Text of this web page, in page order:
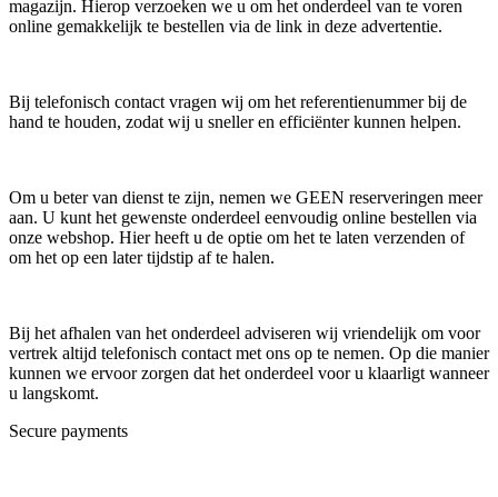
magazijn. Hierop verzoeken we u om het onderdeel van te voren
online gemakkelijk te bestellen via de link in deze advertentie.
Bij telefonisch contact vragen wij om het referentienummer bij de
hand te houden, zodat wij u sneller en efficiënter kunnen helpen.
Om u beter van dienst te zijn, nemen we GEEN reserveringen meer
aan. U kunt het gewenste onderdeel eenvoudig online bestellen via
onze webshop. Hier heeft u de optie om het te laten verzenden of
om het op een later tijdstip af te halen.
Bij het afhalen van het onderdeel adviseren wij vriendelijk om voor
vertrek altijd telefonisch contact met ons op te nemen. Op die manier
kunnen we ervoor zorgen dat het onderdeel voor u klaarligt wanneer
u langskomt.
Secure payments